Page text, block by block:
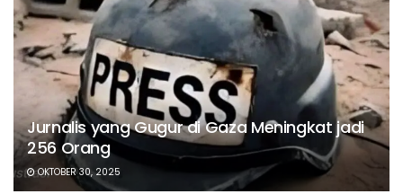
Jurnalis yang Gugur di Gaza Meningkat jadi
256 Orang
OKTOBER 30, 2025